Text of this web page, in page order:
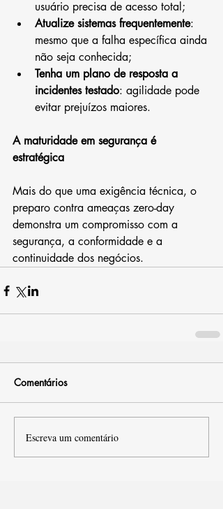
usuário precisa de acesso total;
Atualize sistemas frequentemente:
mesmo que a falha específica ainda
não seja conhecida;
Tenha um plano de resposta a
incidentes testado: agilidade pode
evitar prejuízos maiores.
A maturidade em segurança é
estratégica
Mais do que uma exigência técnica, o
preparo contra ameaças zero-day
demonstra um compromisso com a
segurança, a conformidade e a
continuidade dos negócios.
Comentários
Escreva um comentário